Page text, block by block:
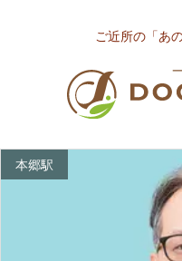
ご近所の「あ
本郷駅